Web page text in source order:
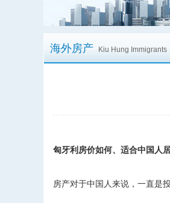
海外房产 Kiu Hung Immigrants
匈牙利房价如何、适合中国人
房产对于中国人来说，一直是